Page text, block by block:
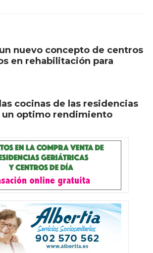
nuevo concepto de centros
en rehabilitación para
cocinas de las residencias
un optimo rendimiento